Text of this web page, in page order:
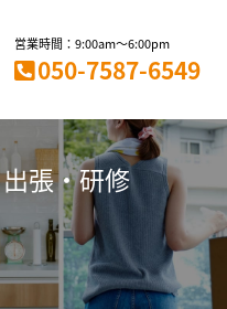
営業時間：9:00am～6:00pm
050-7587-6549
張・研修